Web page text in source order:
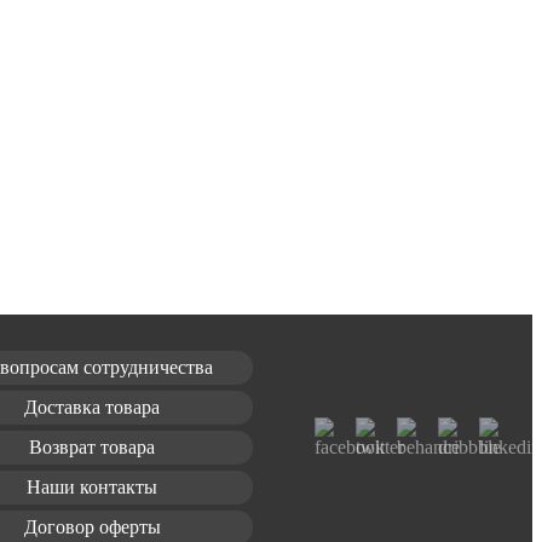
сотрудничества
Доставка товара
Возврат товара
Наши контакты
Договор оферты